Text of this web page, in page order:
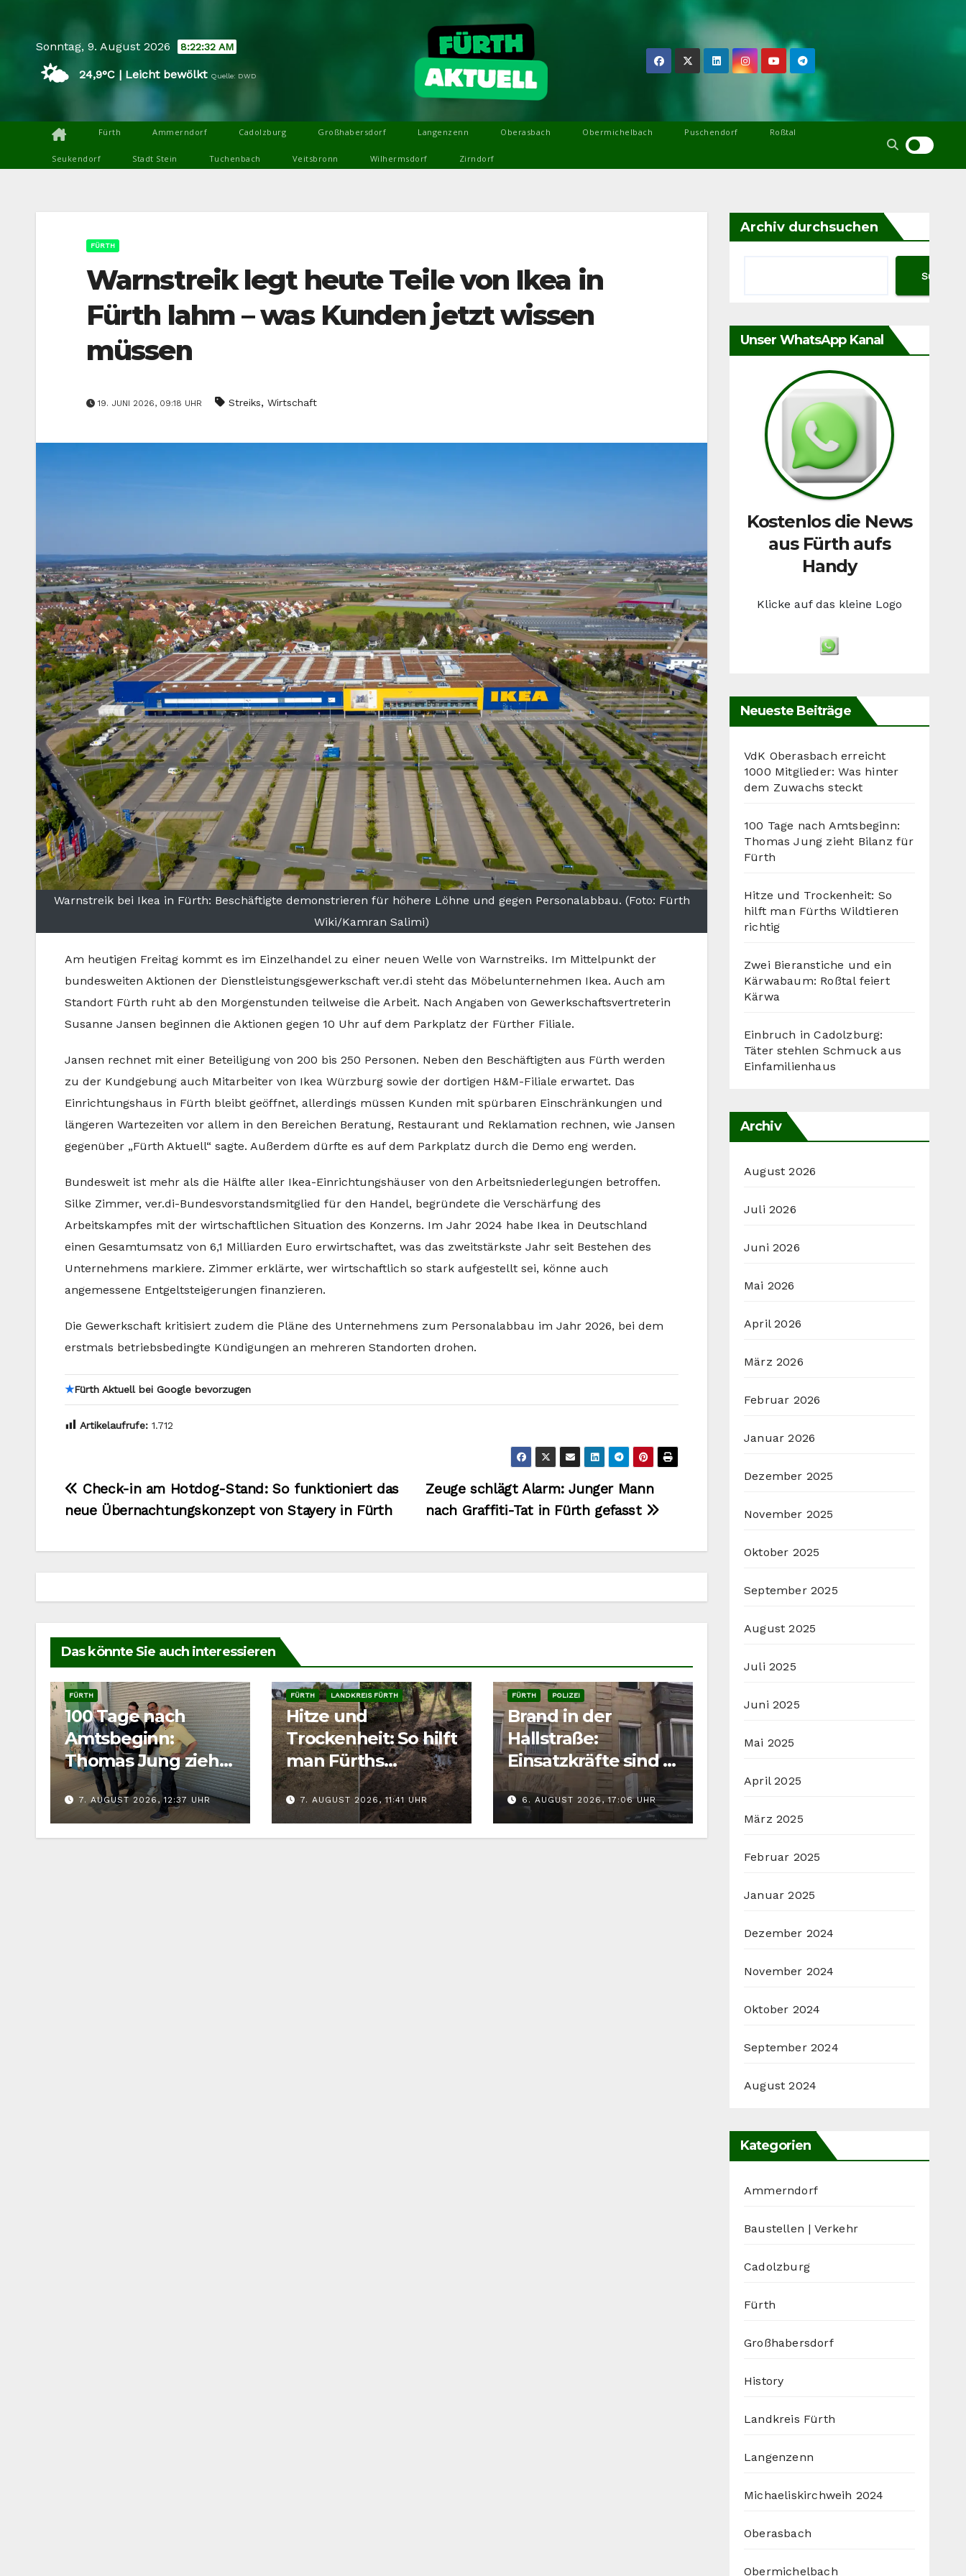
contentSonntag, 9. August 2026 8:22:34 AM
🌤️ 24,9°C | Leicht bewölkt Quelle: DWD
Fürth Ammerndorf Cadolzburg Großhabersdorf Langenzenn Oberasbach Obermichelbach Puschendorf Roßtal
Seukendorf Stadt Stein Tuchenbach Veitsbronn Wilhermsdorf Zirndorf
FÜRTH
Warnstreik legt heute Teile von Ikea in
Fürth lahm – was Kunden jetzt wissen
müssen
19. JUNI 2026, 09:18 UHR Streiks, Wirtschaft
Warnstreik bei Ikea in Fürth: Beschäftigte demonstrieren für höhere Löhne und gegen Personalabbau. (Foto: Fürth
Wiki/Kamran Salimi)
Am heutigen Freitag kommt es im Einzelhandel zu einer neuen Welle von Warnstreiks. Im Mittelpunkt der
bundesweiten Aktionen der Dienstleistungsgewerkschaft ver.di steht das Möbelunternehmen Ikea. Auch am
Standort Fürth ruht ab den Morgenstunden teilweise die Arbeit. Nach Angaben von Gewerkschaftsvertreterin
Susanne Jansen beginnen die Aktionen gegen 10 Uhr auf dem Parkplatz der Fürther Filiale.
Jansen rechnet mit einer Beteiligung von 200 bis 250 Personen. Neben den Beschäftigten aus Fürth werden
zu der Kundgebung auch Mitarbeiter von Ikea Würzburg sowie der dortigen H&M-Filiale erwartet. Das
Einrichtungshaus in Fürth bleibt geöffnet, allerdings müssen Kunden mit spürbaren Einschränkungen und
längeren Wartezeiten vor allem in den Bereichen Beratung, Restaurant und Reklamation rechnen, wie Jansen
gegenüber „Fürth Aktuell“ sagte. Außerdem dürfte es auf dem Parkplatz durch die Demo eng werden.
Bundesweit ist mehr als die Hälfte aller Ikea-Einrichtungshäuser von den Arbeitsniederlegungen betroffen.
Silke Zimmer, ver.di-Bundesvorstandsmitglied für den Handel, begründete die Verschärfung des
Arbeitskampfes mit der wirtschaftlichen Situation des Konzerns. Im Jahr 2024 habe Ikea in Deutschland
einen Gesamtumsatz von 6,1 Milliarden Euro erwirtschaftet, was das zweitstärkste Jahr seit Bestehen des
Unternehmens markiere. Zimmer erklärte, wer wirtschaftlich so stark aufgestellt sei, könne auch
angemessene Entgeltsteigerungen finanzieren.
Die Gewerkschaft kritisiert zudem die Pläne des Unternehmens zum Personalabbau im Jahr 2026, bei dem
erstmals betriebsbedingte Kündigungen an mehreren Standorten drohen.
★Fürth Aktuell bei Google bevorzugen
Artikelaufrufe: 1.712
Beitragsnavigation
Zeuge schlägt Alarm: Junger Mann
nach Graffiti-Tat in Fürth gefasst
Check-in am Hotdog-Stand: So funktioniert das
neue Übernachtungskonzept von Stayery in Fürth
Das könnte Sie auch interessieren
FÜRTH
100 Tage nach
Amtsbeginn:
Thomas Jung zieht
Bilanz für Fürth
7. AUGUST 2026, 12:37 UHR
FÜRTH LANDKREIS FÜRTH
Hitze und
Trockenheit: So hilft
man Fürths
Wildtieren richtig
7. AUGUST 2026, 11:41 UHR
FÜRTH POLIZEI
Brand in der
Hallstraße:
Einsatzkräfte sind in
der Fürther
Innenstadt
gefordert
6. AUGUST 2026, 17:06 UHR
Archiv durchsuchen
Suchen
Unser WhatsApp Kanal
Kostenlos die News
aus Fürth aufs
Handy
Klicke auf das kleine Logo
Neueste Beiträge
VdK Oberasbach erreicht
1000 Mitglieder: Was hinter
dem Zuwachs steckt
100 Tage nach Amtsbeginn:
Thomas Jung zieht Bilanz für
Fürth
Hitze und Trockenheit: So
hilft man Fürths Wildtieren
richtig
Zwei Bieranstiche und ein
Kärwabaum: Roßtal feiert
Kärwa
Einbruch in Cadolzburg:
Täter stehlen Schmuck aus
Einfamilienhaus
Archiv
August 2026
Juli 2026
Juni 2026
Mai 2026
April 2026
März 2026
Februar 2026
Januar 2026
Dezember 2025
November 2025
Oktober 2025
September 2025
August 2025
Juli 2025
Juni 2025
Mai 2025
April 2025
März 2025
Februar 2025
Januar 2025
Dezember 2024
November 2024
Oktober 2024
September 2024
August 2024
Kategorien
Ammerndorf
Baustellen | Verkehr
Cadolzburg
Fürth
Großhabersdorf
History
Landkreis Fürth
Langenzenn
Michaeliskirchweih 2024
Oberasbach
Obermichelbach